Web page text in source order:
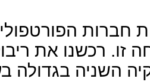
רכשנו את
ההשקיה השניה